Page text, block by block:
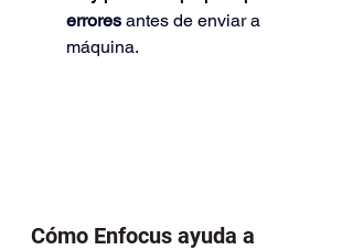
errores antes de enviar a
máquina.
Cómo Enfocus ayuda a